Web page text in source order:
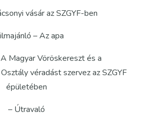
vásár az SZGYF-ben
– Az apa
Magyar Vöröskereszt és a
véradást szervez az SZGYF
épületében
– Útravaló